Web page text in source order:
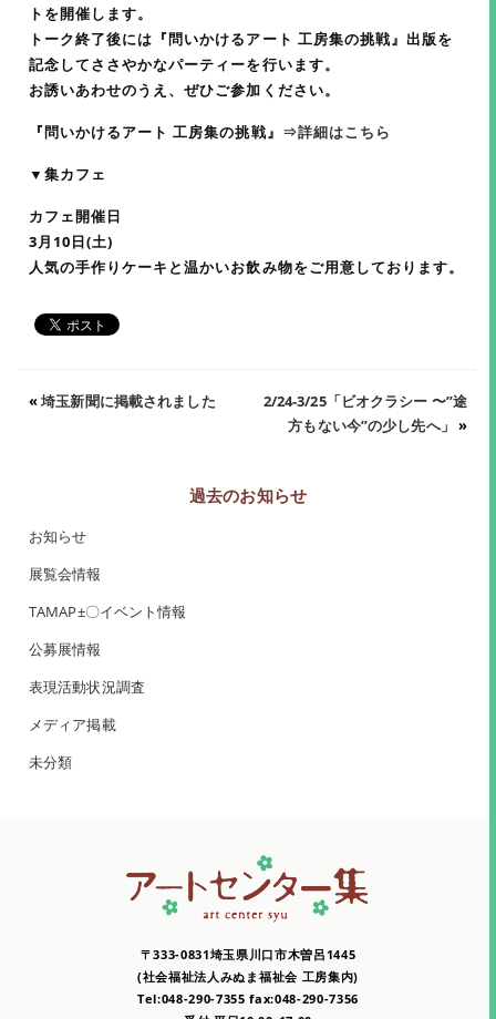
トを開催します。
トーク終了後には『問いかけるアート 工房集の挑戦』出版を
記念してささやかなパーティーを行います。
お誘いあわせのうえ、ぜひご参加ください。
『問いかけるアート 工房集の挑戦』 ⇒詳細はこちら
▼集カフェ
カフェ開催日
3月10日(土)
人気の手作りケーキと温かいお飲み物をご用意しております。
«埼玉新聞に掲載されました
2/24-3/25「ビオクラシー 〜”途
方もない今”の少し先へ」 »
過去のお知らせ
お知らせ
展覧会情報
TAMAP±〇イベント情報
公募展情報
表現活動状況調査
メディア掲載
未分類
〒333-0831埼玉県川口市木曽呂1445
(社会福祉法人みぬま福祉会 工房集内)
Tel:048-290-7355 fax:048-290-7356